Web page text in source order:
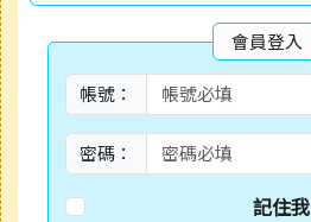
會員登入
帳號：
密碼：
記住我